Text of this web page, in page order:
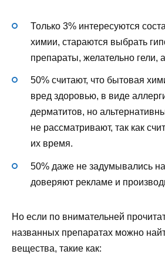
Только 3% интересуются
химии, стараются выбрать
препараты, желательно гели,
50% считают, что бытовая
вред здоровью, в виде
дерматитов, но
не рассматривают, так как
их время.
50% даже не задумывались
доверяют рекламе и
Но если по внимательней
названных препаратах можно
вещества, такие как: